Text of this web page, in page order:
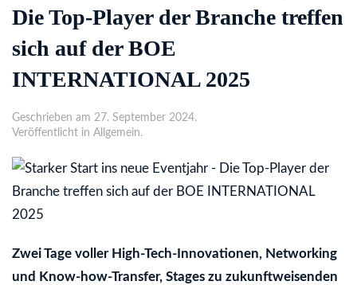
Die Top-Player der Branche treffen
sich auf der BOE
INTERNATIONAL 2025
Geschrieben am 27. September 2024.
Veröffentlicht in Allgemein.
Zwei Tage voller High-Tech-Innovationen, Networking
und Know-how-Transfer, Stages zu zukunftweisenden